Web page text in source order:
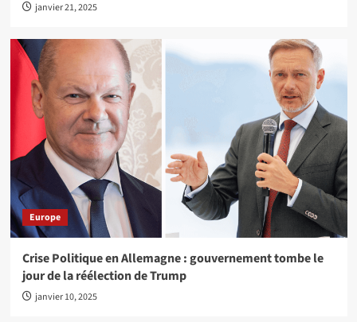
janvier 21, 2025
Europe
Crise Politique en Allemagne : gouvernement tombe le
jour de la réélection de Trump
janvier 10, 2025